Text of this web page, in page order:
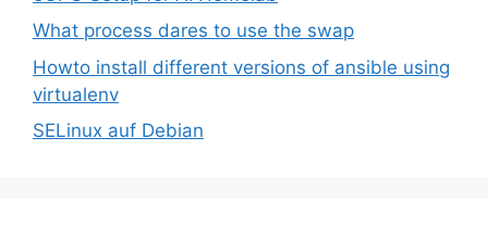
What process dares to use the swap
Howto install different versions of ansible using
virtualenv
SELinux auf Debian